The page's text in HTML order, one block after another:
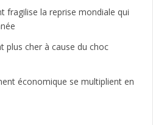
fragilise la reprise mondiale qui
plus cher à cause du choc
économique se multiplient en